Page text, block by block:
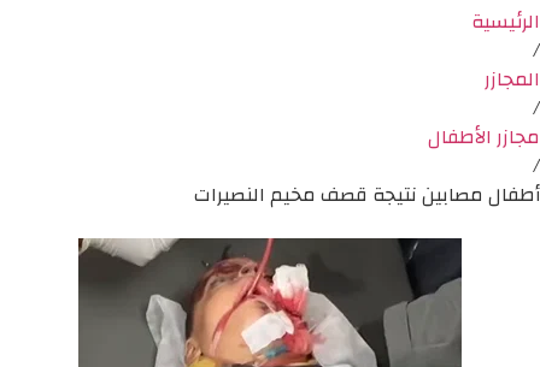
الرئيسية
/
المجازر
/
مجازر الأطفال
/
أطفال مصابين نتيجة قصف مخيم النصيرات